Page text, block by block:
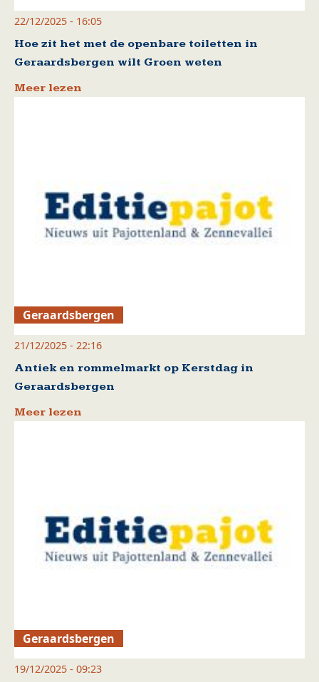
22/12/2025 - 16:05
Hoe zit het met de openbare toiletten in
Geraardsbergen wilt Groen weten
Meer lezen
Geraardsbergen
21/12/2025 - 22:16
Antiek en rommelmarkt op Kerstdag in
Geraardsbergen
Meer lezen
Geraardsbergen
19/12/2025 - 09:23